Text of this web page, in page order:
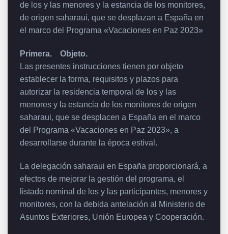
de los y las menores y la estancia de los monitores,
de origen saharaui, que se desplazan a España en
el marco del Programa «Vacaciones en Paz 2023»
Primera. Objeto.
Las presentes instrucciones tienen por objeto
establecer la forma, requisitos y plazos para
autorizar la residencia temporal de los y las
menores y la estancia de los monitores de origen
saharaui, que se desplacen a España en el marco
del Programa «Vacaciones en Paz 2023», a
desarrollarse durante la época estival.
La delegación saharaui en España proporcionará, a
efectos de mejorar la gestión del programa, el
listado nominal de los y las participantes, menores y
monitores, con la debida antelación al Ministerio de
Asuntos Exteriores, Unión Europea y Cooperación.